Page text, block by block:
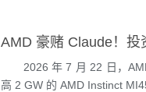
AMD 豪赌 Claude！
2026 年 7 月 22 日，
高 2 GW 的 AMD Instinct